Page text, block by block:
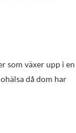
som växer upp i en
då dom har